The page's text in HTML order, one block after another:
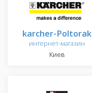
karcher-Poltorak
интернет-магазин
Киев